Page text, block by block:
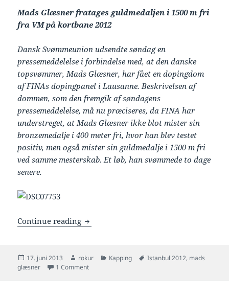
Mads Glæsner fratages guldmedaljen i 1500 m fri
fra VM på kortbane 2012
Dansk Svømmeunion udsendte søndag en
pressemeddelelse i forbindelse med, at den danske
topsvømmer, Mads Glæsner, har fået en dopingdom
af FINAs dopingpanel i Lausanne. Beskrivelsen af
dommen, som den fremgik af søndagens
pressemeddelelse, må nu præciseres, da FINA har
understreget, at Mads Glæsner ikke blot mister sin
bronzemedalje i 400 meter fri, hvor han blev testet
positiv, men også mister sin guldmedalje i 1500 m fri
ved samme mesterskab. Et løb, han svømmede to dage
senere.
Continue reading Mads Glæsner missur eisini HM-gullið
Posted
on
17. juni 2013 Author
rokur Categories
Kapping Tags
Istanbul 2012, mads
glæsner
1 Commenton Mads Glæsner missur eisini HM-gullið í 1500